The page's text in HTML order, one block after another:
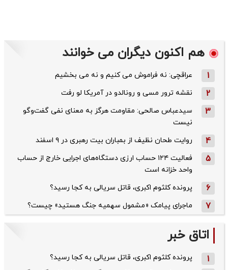
هم اکنون دیگران می خوانند
1 عراقچی: نه فراموش می کنیم و نه می بخشیم
2 نقشه ترور مسی و رونالدو در آمریکا لو رفت
3
سیدعباس صالحی: مقاومت هرگز به معنای نفی گفت‌وگو
نیست
4 روایت طحان‌ نظیف از بمباران بیت رهبری در ۹ اسفند
5
فعالیت ۱۲۴ حساب ارزی دستگاه‌های اجرایی خارج از حساب
واحد خزانه است
6 پرونده کلثوم اکبری، قاتل سریالی به کجا رسید؟
7 ماجرای پیامک «مشمول سهمیه جنگ هستید» چیست؟
اتاق خبر
1 پرونده کلثوم اکبری، قاتل سریالی به کجا رسید؟